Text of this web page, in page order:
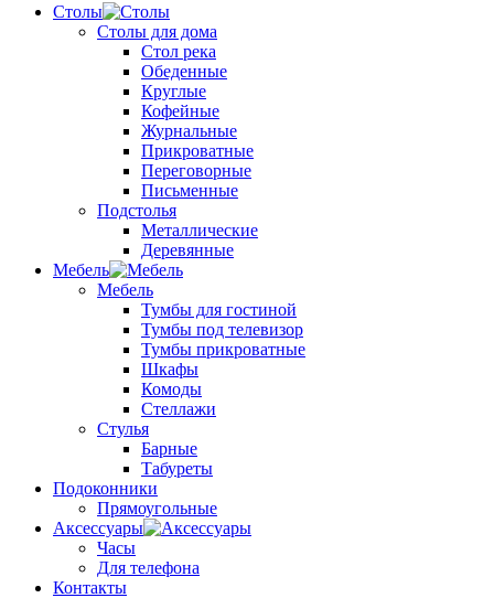
Столы
Столы для дома
Стол река
Обеденные
Круглые
Кофейные
Журнальные
Прикроватные
Переговорные
Письменные
Подстолья
Металлические
Деревянные
Мебель
Мебель
Тумбы для гостиной
Тумбы под телевизор
Тумбы прикроватные
Шкафы
Комоды
Стеллажи
Стулья
Барные
Табуреты
Подоконники
Прямоугольные
Аксессуары
Часы
Для телефона
Контакты